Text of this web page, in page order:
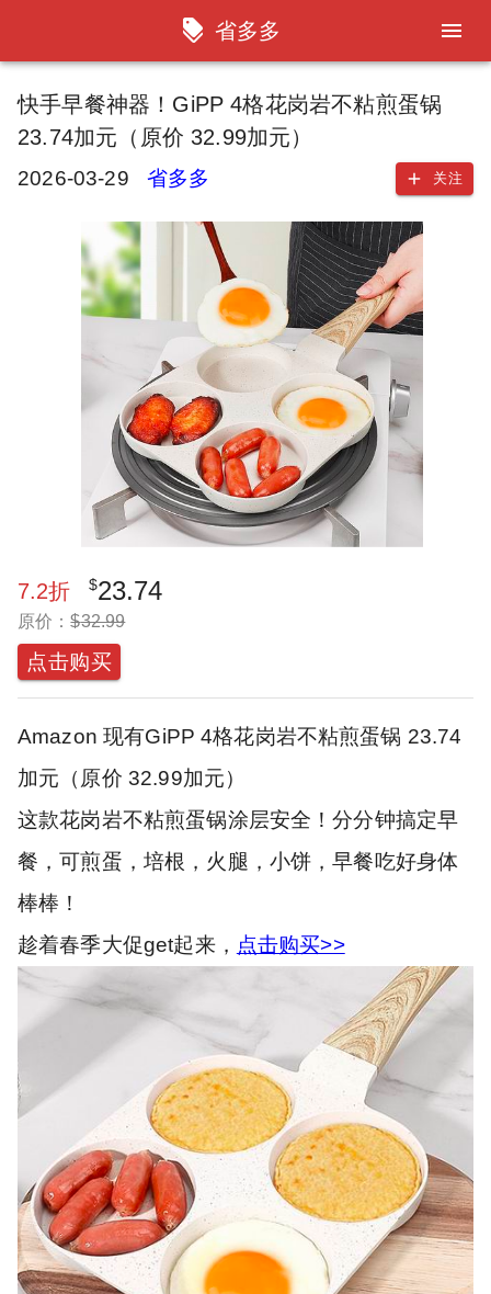
省多多
快手早餐神器！GiPP 4格花岗岩不粘煎蛋锅
23.74加元（原价 32.99加元）
2026-03-29 省多多 关注
7.2折 $23.74
原价：$32.99
点击购买
Amazon 现有GiPP 4格花岗岩不粘煎蛋锅 23.74
加元（原价 32.99加元）
这款花岗岩不粘煎蛋锅涂层安全！分分钟搞定早
餐，可煎蛋，培根，火腿，小饼，早餐吃好身体
棒棒！
趁着春季大促get起来， 点击购买>>